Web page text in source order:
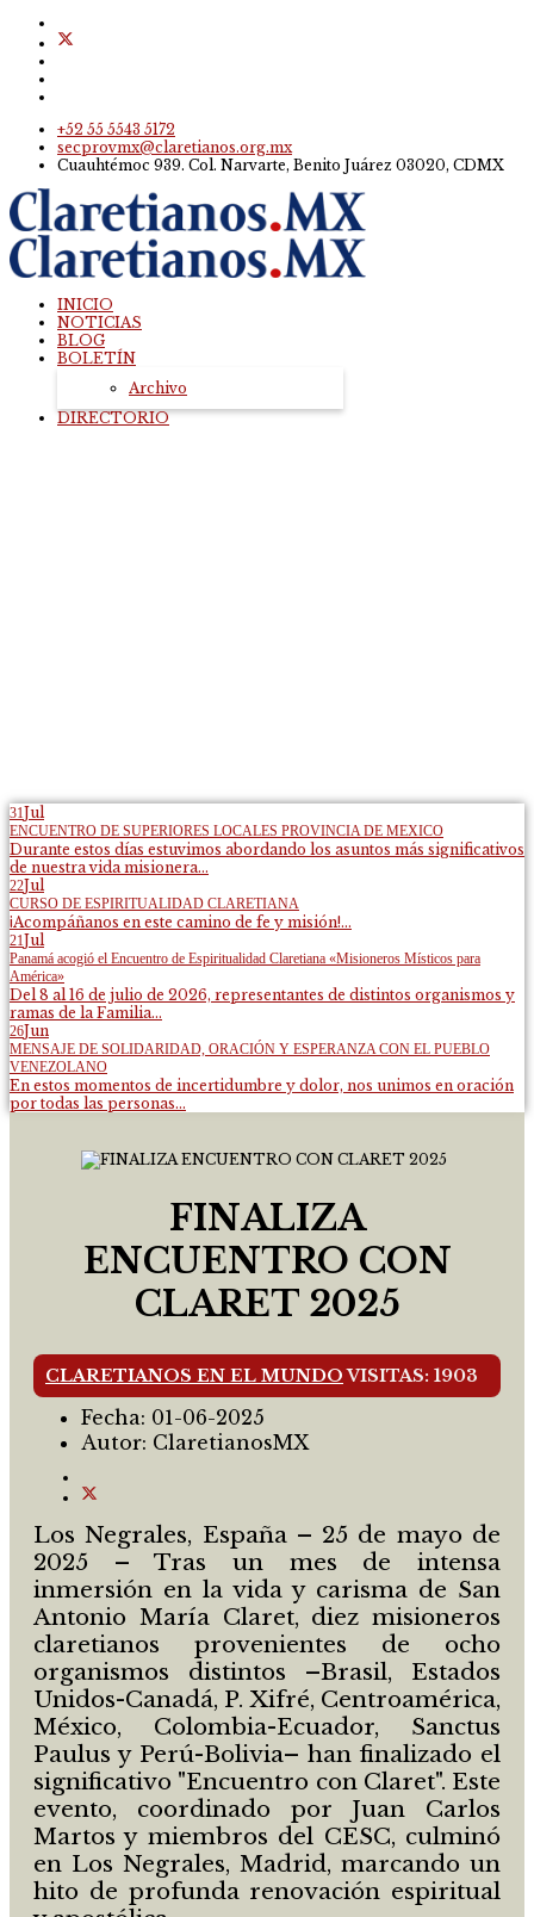
+52 55 5543 5172
secprovmx@claretianos.org.mx
Cuauhtémoc 939. Col. Narvarte, Benito Juárez 03020, CDMX
INICIO
NOTICIAS
BLOG
BOLETÍN
Archivo
DIRECTORIO
31Jul
ENCUENTRO DE SUPERIORES LOCALES PROVINCIA DE MEXICO
Durante estos días estuvimos abordando los asuntos más significativos
de nuestra vida misionera...
22Jul
CURSO DE ESPIRITUALIDAD CLARETIANA
¡Acompáñanos en este camino de fe y misión!...
21Jul
Panamá acogió el Encuentro de Espiritualidad Claretiana «Misioneros Místicos para
América»
Del 8 al 16 de julio de 2026, representantes de distintos organismos y
ramas de la Familia...
26Jun
MENSAJE DE SOLIDARIDAD, ORACIÓN Y ESPERANZA CON EL PUEBLO
VENEZOLANO
En estos momentos de incertidumbre y dolor, nos unimos en oración
por todas las personas...
FINALIZA
ENCUENTRO CON
CLARET 2025
CLARETIANOS EN EL MUNDO VISITAS: 1903
Fecha: 01-06-2025
Autor: ClaretianosMX
Los Negrales, España – 25 de mayo de
2025 – Tras un mes de intensa
inmersión en la vida y carisma de San
Antonio María Claret, diez misioneros
claretianos provenientes de ocho
organismos distintos –Brasil, Estados
Unidos-Canadá, P. Xifré, Centroamérica,
México, Colombia-Ecuador, Sanctus
Paulus y Perú-Bolivia– han finalizado el
significativo "Encuentro con Claret". Este
evento, coordinado por Juan Carlos
Martos y miembros del CESC, culminó
en Los Negrales, Madrid, marcando un
hito de profunda renovación espiritual